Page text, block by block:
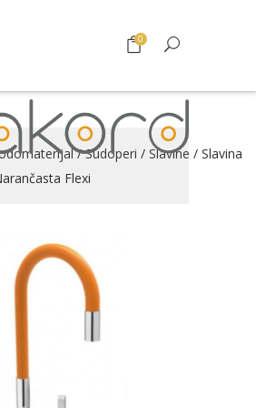
0
/Sudoperi / Slavine / Slavina
Flexi